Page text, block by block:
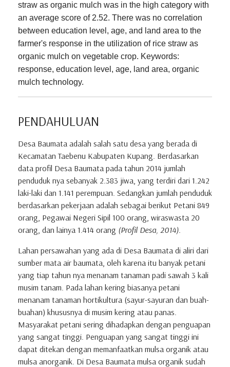
straw as organic mulch was in the high category with
an average score of 2.52. There was no correlation
between education level, age, and land area to the
farmer's response in the utilization of rice straw as
organic mulch on vegetable crop. Keywords:
response, education level, age, land area, organic
mulch technology.
PENDAHULUAN
Desa Baumata adalah salah satu desa yang berada di
Kecamatan Taebenu Kabupaten Kupang. Berdasarkan
data profil Desa Baumata pada tahun 2014 jumlah
penduduk nya sebanyak 2.383 jiwa, yang terdiri dari 1.242
laki-laki dan 1.141 perempuan. Sedangkan jumlah penduduk
berdasarkan pekerjaan adalah sebagai berikut Petani 849
orang, Pegawai Negeri Sipil 100 orang, wiraswasta 20
orang, dan lainya 1.414 orang (Profil Desa, 2014).
Lahan persawahan yang ada di Desa Baumata di aliri dari
sumber mata air baumata, oleh karena itu banyak petani
yang tiap tahun nya menanam tanaman padi sawah 3 kali
musim tanam. Pada lahan kering biasanya petani
menanam tanaman hortikultura (sayur-sayuran dan buah-
buahan) khususnya di musim kering atau panas.
Masyarakat petani sering dihadapkan dengan penguapan
yang sangat tinggi. Penguapan yang sangat tinggi ini
dapat ditekan dengan memanfaatkan mulsa organik atau
mulsa anorganik. Di Desa Baumata mulsa organik sudah